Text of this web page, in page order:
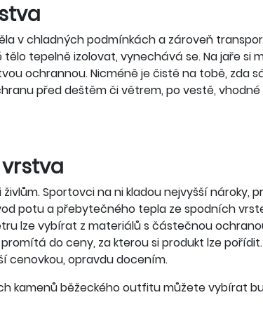
v chladných podmínkách a zároveň
tepelně izolovat, vynechává se. Na jaře si
ochrannou. Nicméně je čistě na tobě, zda
před deštěm či větrem, po vestě,
vrstva
Sportovci na ni kladou nejvyšší nároky,
potu a přebytečného tepla ze spodních
lze vybírat z materiálů s částečnou
do ceny, za kterou si produkt lze
cenovkou, opravdu docením.
kamenů běžeckého outfitu můžete vybírat